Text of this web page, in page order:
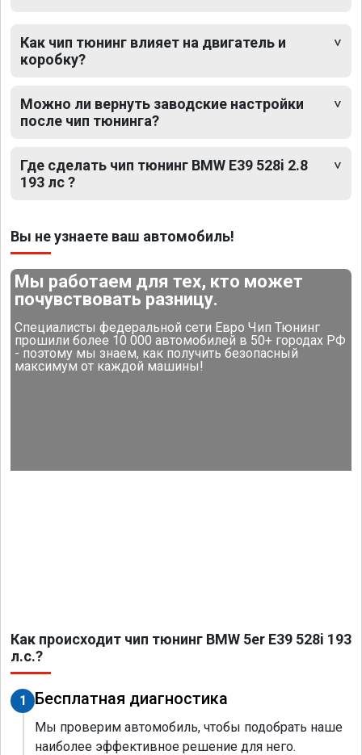
Как чип тюнинг влияет на двигатель и
коробку?
Можно ли вернуть заводские настройки
после чип тюнинга?
Где сделать чип тюнинг BMW E39 528i 2.8
193 лс ?
Вы не узнаете ваш автомобиль!
Мы работаем для тех, кто может
почувствовать разницу.
Специалисты федеральной сети Евро Чип Тюнинг
прошили более 10 000 автомобилей в 50+ городах РФ
- поэтому мы знаем, как получить безопасный
максимум от каждой машины!
Как происходит чип тюнинг BMW 5er E39 528i 193
л.с.?
1 Бесплатная диагностика
Мы проверим автомобиль, чтобы подобрать наше
наиболее эффективное решение для него.